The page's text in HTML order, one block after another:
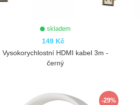
skladem
149 Kč
ZOBRAZIT
Vysokorychlostní HDMI kabel 3m -
černý
-29%